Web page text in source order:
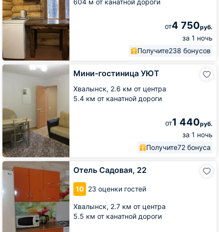
от4 750руб.
за 1 ночь
Получите238 бонусов
Мини-гостиница УЮТ
Хвалынск, 2.6 км от центра
5.4 км от канатной дороги
от1 440руб.
за 1 ночь
Получите72 бонуса
Мини-
Отель Садовая, 22
10 23 оценки гостей
Хвалынск, 2.7 км от центра
5.5 км от канатной дороги
Отель
Садовая,